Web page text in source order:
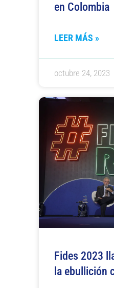
en Colombia
LEER MÁS »
octubre 24, 2023
Fides 2023
la ebullición